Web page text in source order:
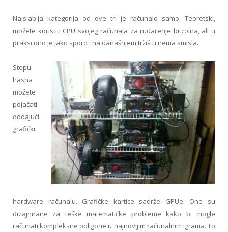
Najslabija kategorija od ove tri je računalo samo. Teoretski,
možete koristiti CPU svojeg računala za rudarenje bitcoina, ali u
praksi ono je jako sporo i na današnjem tržištu nema smisla.
Stopu
hasha
možete
pojačati
dodajući
grafički
hardware računalu. Grafičke kartice sadrže GPUe. One su
dizajnirane za teške matematičke probleme kako bi mogle
računati kompleksne poligone u najnovijim računalnim igrama. To